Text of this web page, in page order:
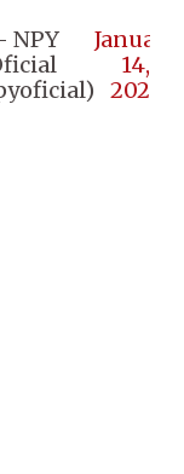
NPY
January
14,
2025